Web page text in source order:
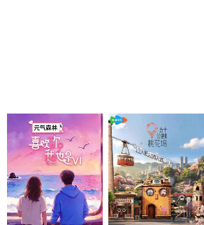
20260616解锁中加更 20260614花絮
20260612万事屋加更 20260611下